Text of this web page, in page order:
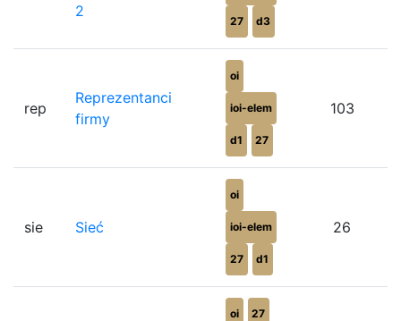
2
27 d3
rep
Reprezentanci
firmy
oi
ioi-elem
d1 27
103
sie Sieć
oi
ioi-elem
27 d1
26
oi 27